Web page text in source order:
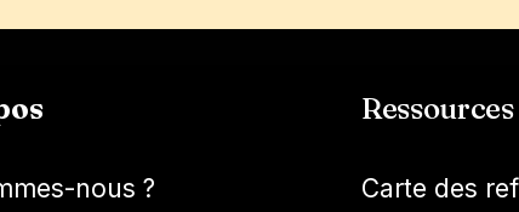
nous ?
Ressources
Carte des